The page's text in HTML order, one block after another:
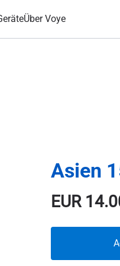
Über Voye
Asien
EUR